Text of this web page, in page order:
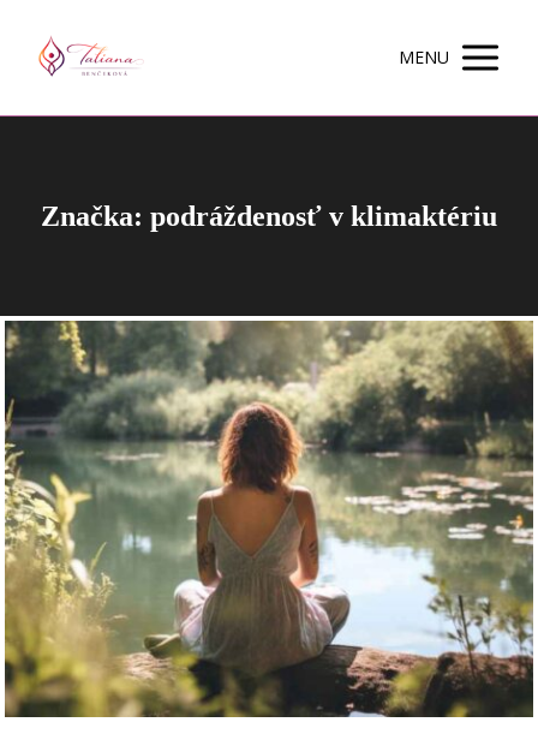
MENU
Značka: podráždenosť v klimaktériu